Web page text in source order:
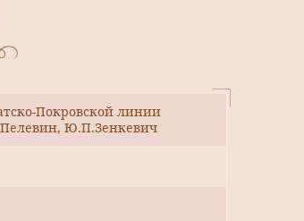
Покровской линии
Ю.П.Зенкевич